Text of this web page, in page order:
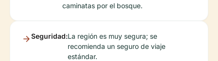
caminatas por el bosque.
Seguridad:La región es muy segura; se
recomienda un seguro de viaje
estándar.